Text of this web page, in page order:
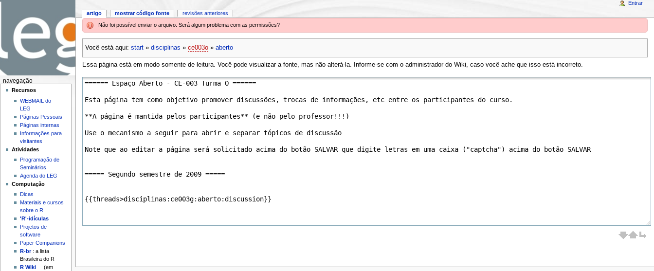
Não foi possível enviar o arquivo. Será algum problema com as permissões?
Você está aqui: start» disciplinas » ce003o» aberto
Essa página está em modo somente de leitura. Você pode visualizar a fonte, mas não alterá-la. Informe-se com o administrador do Wiki, caso você ache que isso está incorreto.
artigo mostrar código fonte revisões anteriores
Entrar
navegação
Recursos
WEBMAIL do
LEG
Páginas Pessoais
Páginas internas
Informações para
visitantes
Atividades
Programação de
Seminários
Agenda do LEG
Computação
Dicas
Materiais e cursos
sobre o R
'R'-idículas
Projetos de
software
Paper Companions
R-br: a lista
Brasileira do R
R Wiki
(em